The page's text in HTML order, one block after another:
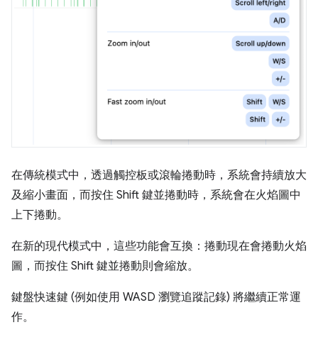
在傳統模式中，透過觸控板或滾輪捲動時，系統會持續放大
及縮小畫面，而按住 Shift 鍵並捲動時，系統會在火焰圖中
上下捲動。
在新的現代模式中，這些功能會互換：捲動現在會捲動火焰
圖，而按住 Shift 鍵並捲動則會縮放。
鍵盤快速鍵 (例如使用 WASD 瀏覽追蹤記錄) 將繼續正常運
作。